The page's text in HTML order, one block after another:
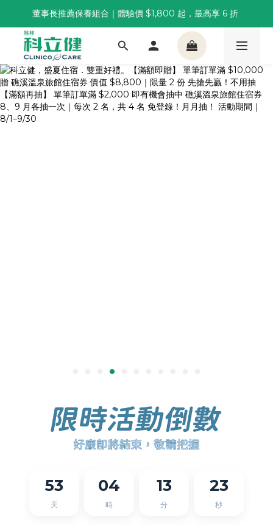
董事長推薦保養組合｜體驗價 $1,800 起，最高享 6 折
董事長推薦保養組合｜體驗價 $1,800 起，最高享 6 折
科林 40 週年 6 重賞｜單筆滿一萬送住宿券，滿兩千再抽
🌙覺好眠全新升級 | 10入體驗組限時$359，感受放鬆入睡
董事長推薦保養組合｜體驗價 $1,800 起，最高享 6 折
53
天
04
時
13
分
23
秒